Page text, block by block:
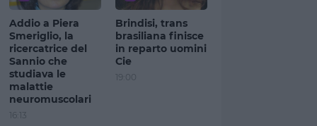
Addio a Piera
Smeriglio, la
ricercatrice del
Sannio che
studiava le
malattie
neuromuscolari
16:13
Brindisi, trans
brasiliana finisce
in reparto uomini
Cie
19:00